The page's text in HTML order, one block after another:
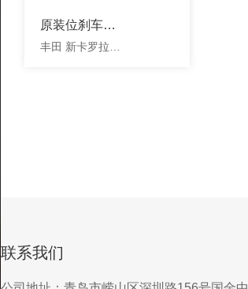
原装位刹车软
管
丰田 新卡罗拉
联系我们